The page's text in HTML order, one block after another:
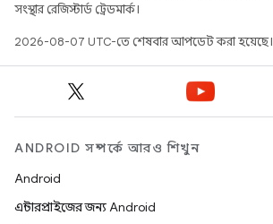
সংস্থার রেজিস্টার্ড ট্রেডমার্ক।
2026-08-07 UTC-তে শেষবার আপডেট করা হয়েছে।
ANDROID সম্পর্কে আরও শিখুন
Android
এন্টারপ্রাইজের জন্য Android